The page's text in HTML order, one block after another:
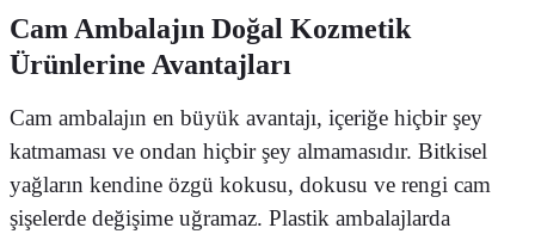
Cam Ambalajın Doğal Kozmetik
Ürünlerine Avantajları
Cam ambalajın en büyük avantajı, içeriğe hiçbir şey
katmaması ve ondan hiçbir şey almamasıdır. Bitkisel
yağların kendine özgü kokusu, dokusu ve rengi cam
şişelerde değişime uğramaz. Plastik ambalajlarda